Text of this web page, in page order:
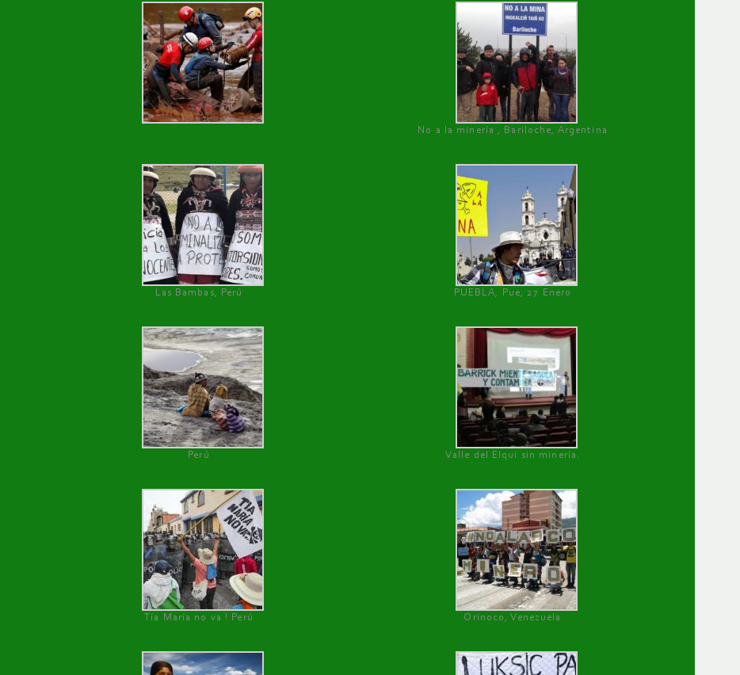
No a la minería , Bariloche, Argentina
Las Bambas, Perú PUEBLA, Pue, 27 Enero
Perú Valle del Elqui sin minería.
Tía María no va ! Perú Orinoco, Venezuela